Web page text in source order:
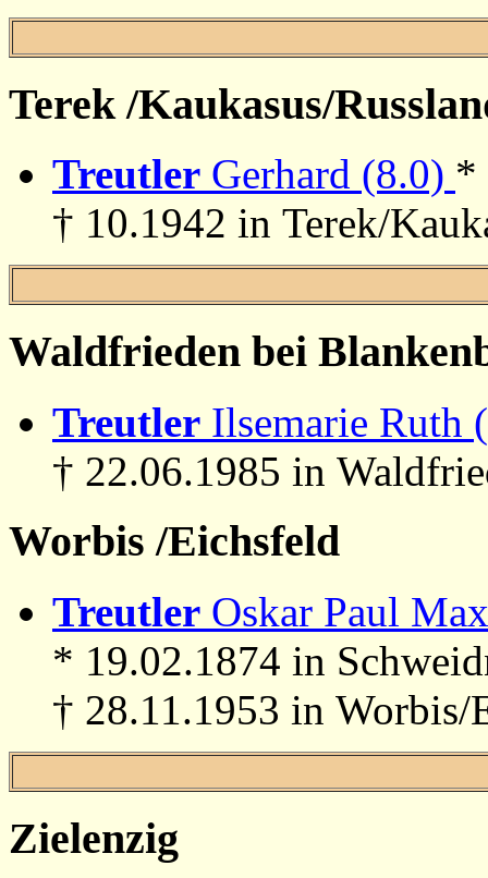
Terek /Kaukasus/
Treutler Gerhard (8.0) *
† 10.1942 in Terek/
Waldfrieden bei
Treutler Ilsemarie Ruth
† 22.06.1985 in
Worbis /Eichsfeld
Treutler Oskar Paul
* 19.02.1874 in
† 28.11.1953 in Worbis/
Zielenzig